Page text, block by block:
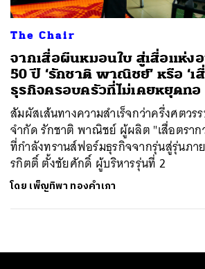
The Chair
จากเสื่อผืนหมอนใบ สู่เสื่อแห่ง
50 ปี ‘รักชาติ พาณิชย์’ หรือ ‘เ
ธุรกิจครอบครัวที่ไม่เคยหยุดทอ
สัมผัสเส้นทางความสำเร็จกว่าครึ่งศตว
จำกัด รักชาติ พาณิชย์ ผู้ผลิต "เสื่อตราก
ที่กำลังทรานส์ฟอร์มธุรกิจจากรุ่นสู่รุ่นภา
รกิตติ์ ตั้งชัยศักดิ์ ผู้บริหารรุ่นที่ 2
โดย เพ็ญทิพา ทองคำเภา
SHARE TWEET LINE